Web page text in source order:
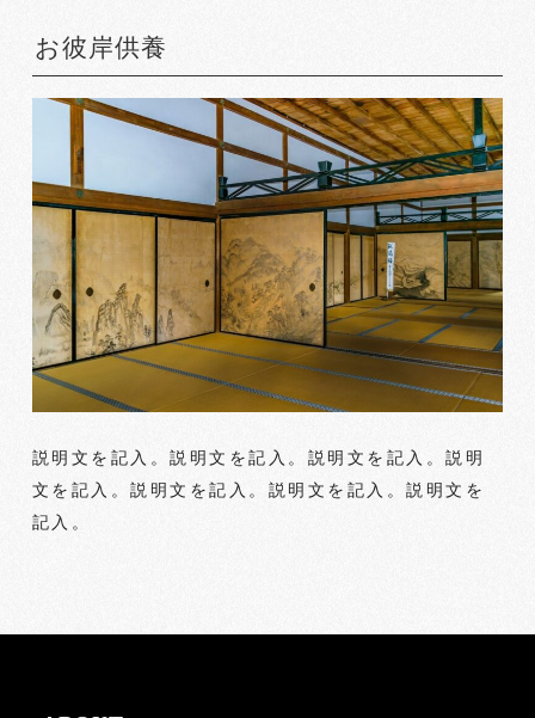
お彼岸供養
説明文を記入。説明文を記入。説明文を記入。説明
文を記入。説明文を記入。説明文を記入。説明文を
記入。